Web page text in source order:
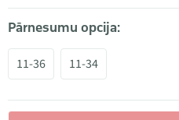
Pārnesumu opcija:
11-36 11-34